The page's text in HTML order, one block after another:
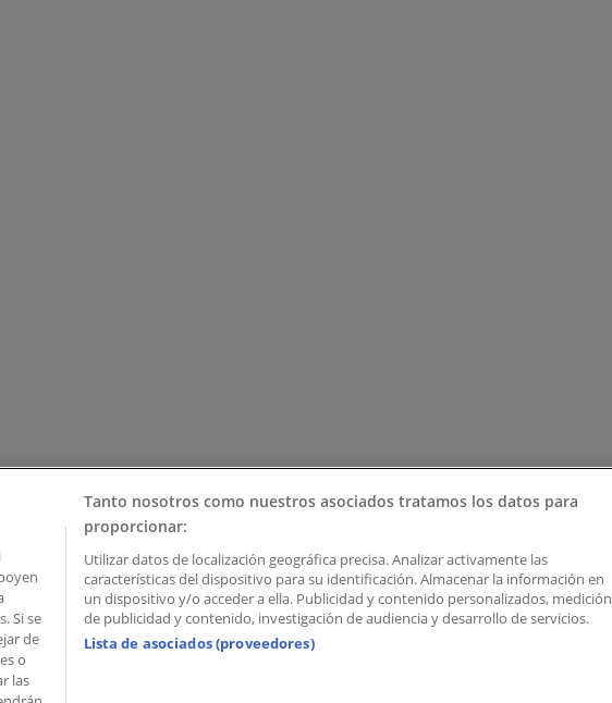
– 08039 Barcelona, Spain
Si se
de
o
las
Tanto nosotros como nuestros asociados tratamos los datos para
proporcionar:
Utilizar datos de localización geográfica precisa. Analizar activamente las
características del dispositivo para su identificación. Almacenar la información en
un dispositivo y/o acceder a ella. Publicidad y contenido personalizados, medición
de publicidad y contenido, investigación de audiencia y desarrollo de servicios.
Lista de asociados (proveedores)